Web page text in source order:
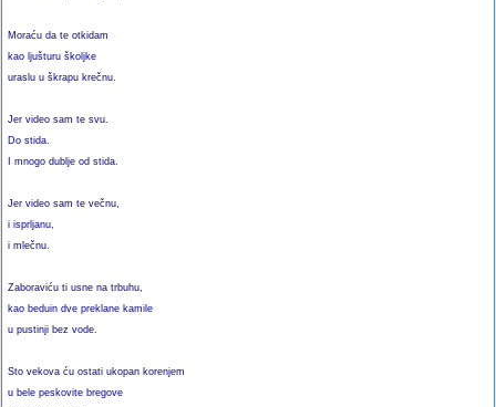
Moraću da te otkidam
kao ljušturu školjke
uraslu u škrapu krečnu.
Jer video sam te svu.
Do stida.
I mnogo dublje od stida.
Jer video sam te večnu,
i isprljanu,
i mlečnu.
Zaboraviću ti usne na trbuhu,
kao beduin dve preklane kamile
u pustinji bez vode.
Sto vekova ću ostati ukopan korenjem
u bele peskovite bregove